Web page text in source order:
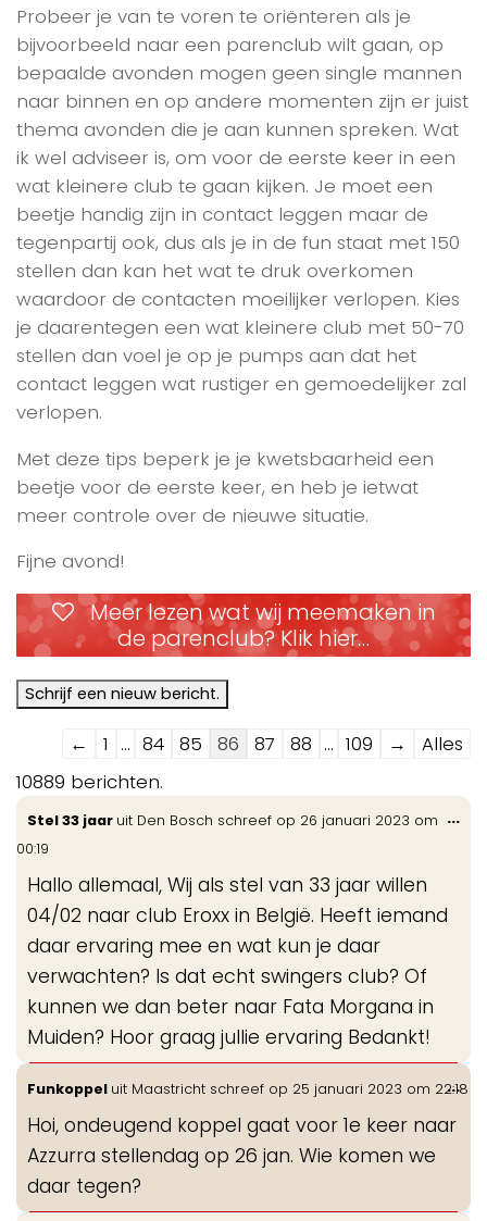
Probeer je van te voren te oriënteren als je
bijvoorbeeld naar een parenclub wilt gaan, op
bepaalde avonden mogen geen single mannen
naar binnen en op andere momenten zijn er juist
thema avonden die je aan kunnen spreken. Wat
ik wel adviseer is, om voor de eerste keer in een
wat kleinere club te gaan kijken. Je moet een
beetje handig zijn in contact leggen maar de
tegenpartij ook, dus als je in de fun staat met 150
stellen dan kan het wat te druk overkomen
waardoor de contacten moeilijker verlopen. Kies
je daarentegen een wat kleinere club met 50-70
stellen dan voel je op je pumps aan dat het
contact leggen wat rustiger en gemoedelijker zal
verlopen.
Met deze tips beperk je je kwetsbaarheid een
beetje voor de eerste keer, en heb je ietwat
meer controle over de nieuwe situatie.
Fijne avond!
Meer lezen wat wij meemaken in
de parenclub? Klik hier…
Navigatie
door
de
gastenboek-
← 1 ... 84 85 86 87 88 ... 109 →
Alles
10889 berichten.
Stel 33 jaar uit Den Bosch schreef op 26 januari 2023 om
00:19
Hallo allemaal, Wij als stel van 33 jaar willen
04/02 naar club Eroxx in België. Heeft iemand
daar ervaring mee en wat kun je daar
verwachten? Is dat echt swingers club? Of
kunnen we dan beter naar Fata Morgana in
Muiden? Hoor graag jullie ervaring Bedankt!
...
Funkoppel uit Maastricht schreef op 25 januari 2023 om 22:18
Hoi, ondeugend koppel gaat voor 1e keer naar
Azzurra stellendag op 26 jan. Wie komen we
daar tegen?
...